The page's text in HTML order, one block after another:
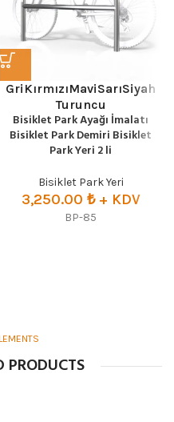
Gri KırmızıMaviSarıSiyah
Turuncu
Bisiklet Park Ayağı İmalatı
Bisiklet Park Demiri Bisiklet
Park Yeri 2 li
Bisiklet Park Yeri
3,250.00 ₺+ KDV
BP-85